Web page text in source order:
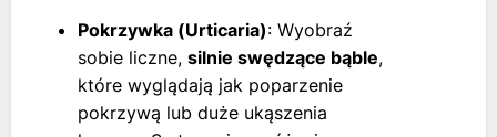
Pokrzywka (Urticaria): Wyobraź
sobie liczne, silnie swędzące bąble,
które wyglądają jak poparzenie
pokrzywą lub duże ukąszenia